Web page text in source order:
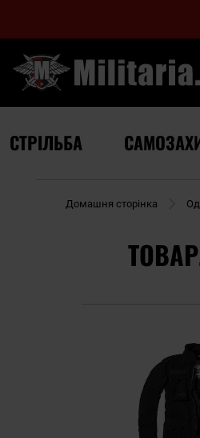
СТРІЛЬБА
Домашня сторінка